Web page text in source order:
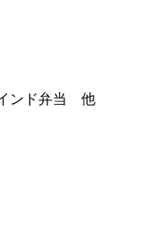
ンド弁当 他